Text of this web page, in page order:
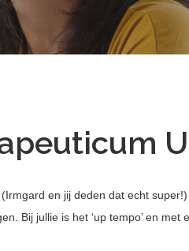
en jij deden dat echt
Bij jullie is het ‘up tempo’ en met